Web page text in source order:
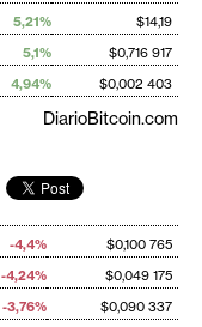
5,21%
$14,19
5,1%
$0,716 917
4,94% $0,002 403
DiarioBitcoin.com
-4,4%
$0,100 765
-4,24%
$0,049 175
-3,76%
$0,090 337